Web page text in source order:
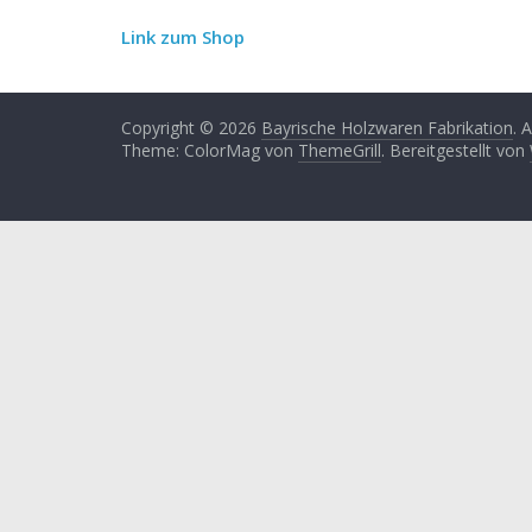
Link zum Shop
Copyright © 2026 Bayrische Holzwaren Fabrikation.
Theme: ColorMag von ThemeGrill. Bereitgestellt von